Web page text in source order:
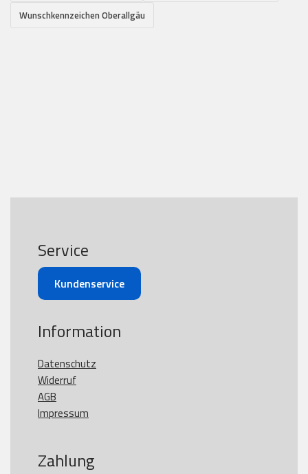
Wunschkennzeichen Oberallgäu
Service
Kundenservice
Information
Datenschutz
Widerruf
AGB
Impressum
Zahlung